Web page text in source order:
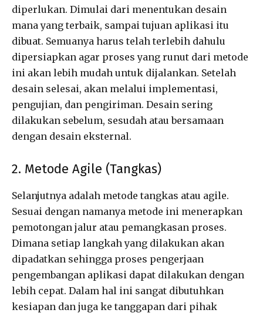
diperlukan. Dimulai dari menentukan desain
mana yang terbaik, sampai tujuan aplikasi itu
dibuat. Semuanya harus telah terlebih dahulu
dipersiapkan agar proses yang runut dari metode
ini akan lebih mudah untuk dijalankan. Setelah
desain selesai, akan melalui implementasi,
pengujian, dan pengiriman. Desain sering
dilakukan sebelum, sesudah atau bersamaan
dengan desain eksternal.
2. Metode Agile (Tangkas)
Selanjutnya adalah metode tangkas atau agile.
Sesuai dengan namanya metode ini menerapkan
pemotongan jalur atau pemangkasan proses.
Dimana setiap langkah yang dilakukan akan
dipadatkan sehingga proses pengerjaan
pengembangan aplikasi dapat dilakukan dengan
lebih cepat. Dalam hal ini sangat dibutuhkan
kesiapan dan juga ke tanggapan dari pihak